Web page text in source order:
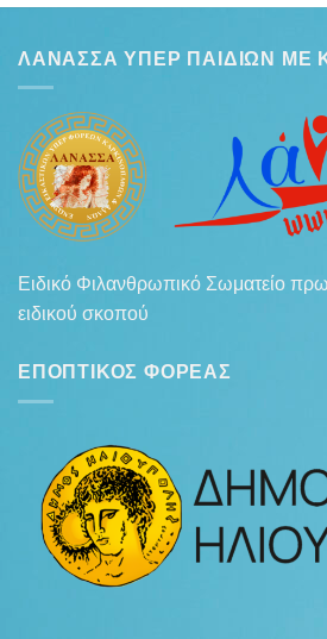
ΛΆΝΑΣΣΑ ΥΠΈΡ ΠΑΙΔΙΏΝ ΜΕ
Ειδικό Φιλανθρωπικό Σωματείο
ειδικού σκοπού
ΕΠΟΠΤΙΚΌΣ ΦΟΡΈΑΣ